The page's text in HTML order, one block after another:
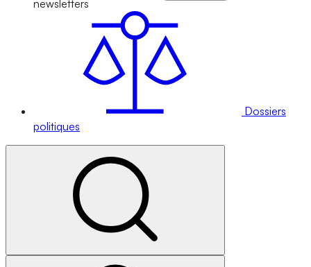
newsletters
Dossiers
politiques